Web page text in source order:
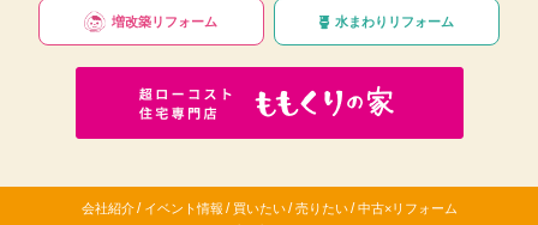
増改築リフォーム 水まわりリフォーム
会社紹介 / イベント情報 / 買いたい / 売りたい / 中古×リフォーム